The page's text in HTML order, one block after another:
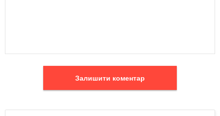
Залишити коментар